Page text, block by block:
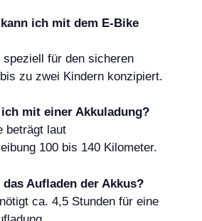
ich mit dem E-Bike
für den sicheren
zu zwei Kindern konzipiert.
mit einer Akkuladung?
beträgt laut
100 bis 140 Kilometer.
Aufladen der Akkus?
ca. 4,5 Stunden für eine